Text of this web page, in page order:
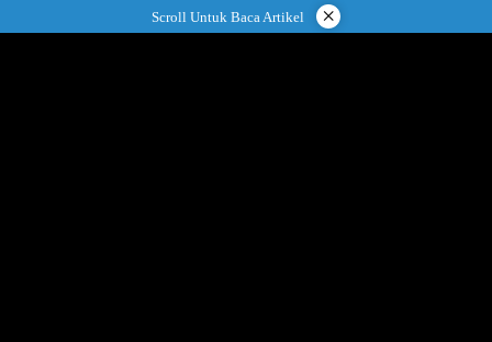
ke
Scroll Untuk Baca Artikel ×